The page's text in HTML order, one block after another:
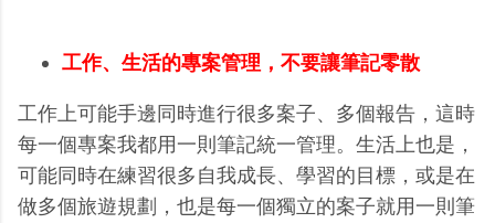
工作、生活的專案管理，不要讓筆記零散
工作上可能手邊同時進行很多案子、多個報告，這時
每一個專案我都用一則筆記統一管理。生活上也是，
可能同時在練習很多自我成長、學習的目標，或是在
做多個旅遊規劃，也是每一個獨立的案子就用一則筆